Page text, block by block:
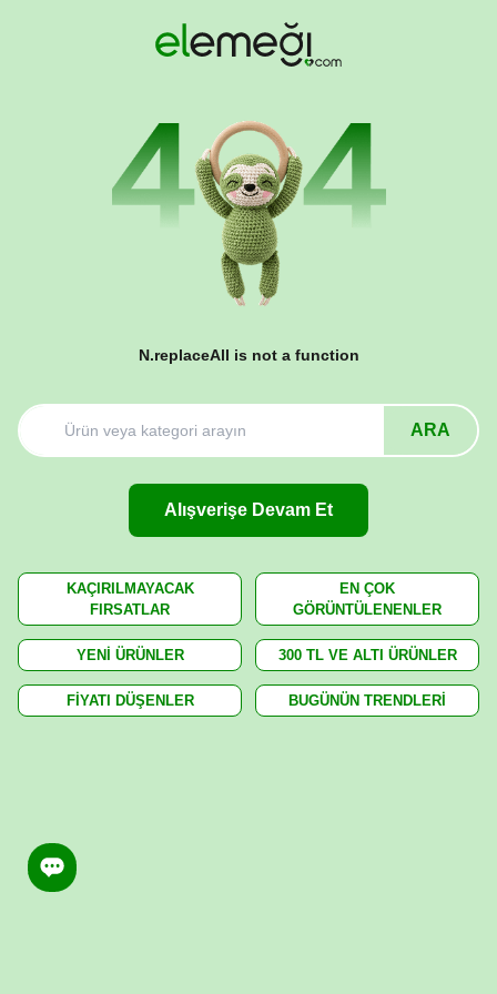
N.replaceAll is not a function
ARA
Alışverişe Devam Et
KAÇIRILMAYACAK
FIRSATLAR
EN ÇOK
GÖRÜNTÜLENENLER
YENİ ÜRÜNLER 300 TL VE ALTI ÜRÜNLER
FİYATI DÜŞENLER BUGÜNÜN TRENDLERİ